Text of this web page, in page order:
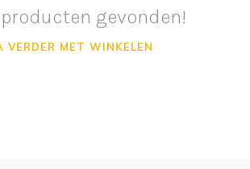
producten gevonden!
VERDER MET WINKELEN